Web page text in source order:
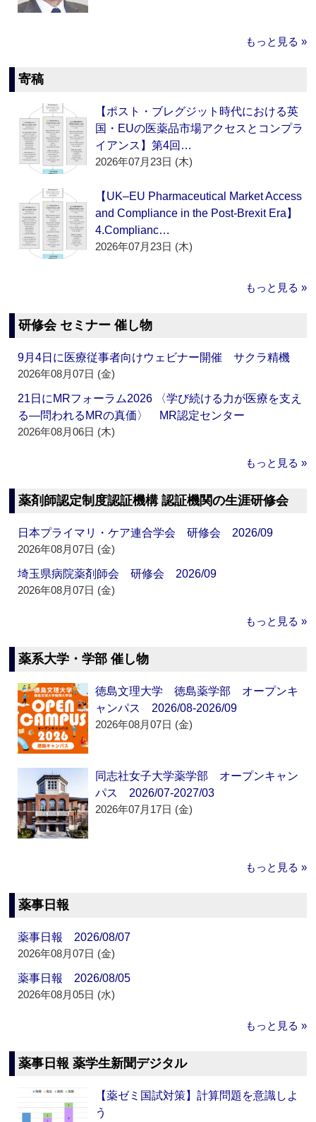
もっと見る »
寄稿
【ポスト・ブレグジット時代における英
国・EUの医薬品市場アクセスとコンプラ
イアンス】第4回…
2026年07月23日 (木)
【UK–EU Pharmaceutical Market Access
and Compliance in the Post-Brexit Era】
4.Complianc…
2026年07月23日 (木)
もっと見る »
研修会 セミナー 催し物
9月4日に医療従事者向けウェビナー開催 サクラ精機
2026年08月07日 (金)
21日にMRフォーラム2026 〈学び続ける力が医療を支え
る―問われるMRの真価〉 MR認定センター
2026年08月06日 (木)
もっと見る »
薬剤師認定制度認証機構 認証機関の生涯研修会
日本プライマリ・ケア連合学会 研修会 2026/09
2026年08月07日 (金)
埼玉県病院薬剤師会 研修会 2026/09
2026年08月07日 (金)
もっと見る »
薬系大学・学部 催し物
徳島文理大学 徳島薬学部 オープンキ
ャンパス 2026/08-2026/09
2026年08月07日 (金)
同志社女子大学薬学部 オープンキャン
パス 2026/07-2027/03
2026年07月17日 (金)
もっと見る »
薬事日報
薬事日報 2026/08/07
2026年08月07日 (金)
薬事日報 2026/08/05
2026年08月05日 (水)
もっと見る »
薬事日報 薬学生新聞デジタル
【薬ゼミ国試対策】計算問題を意識しよ
う